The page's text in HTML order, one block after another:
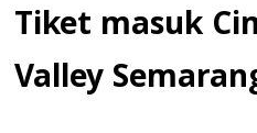
Tiket masuk
Valley